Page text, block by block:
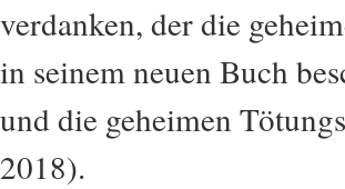
verdanken, der die
in seinem neuen Buch
und die geheimen
2018).